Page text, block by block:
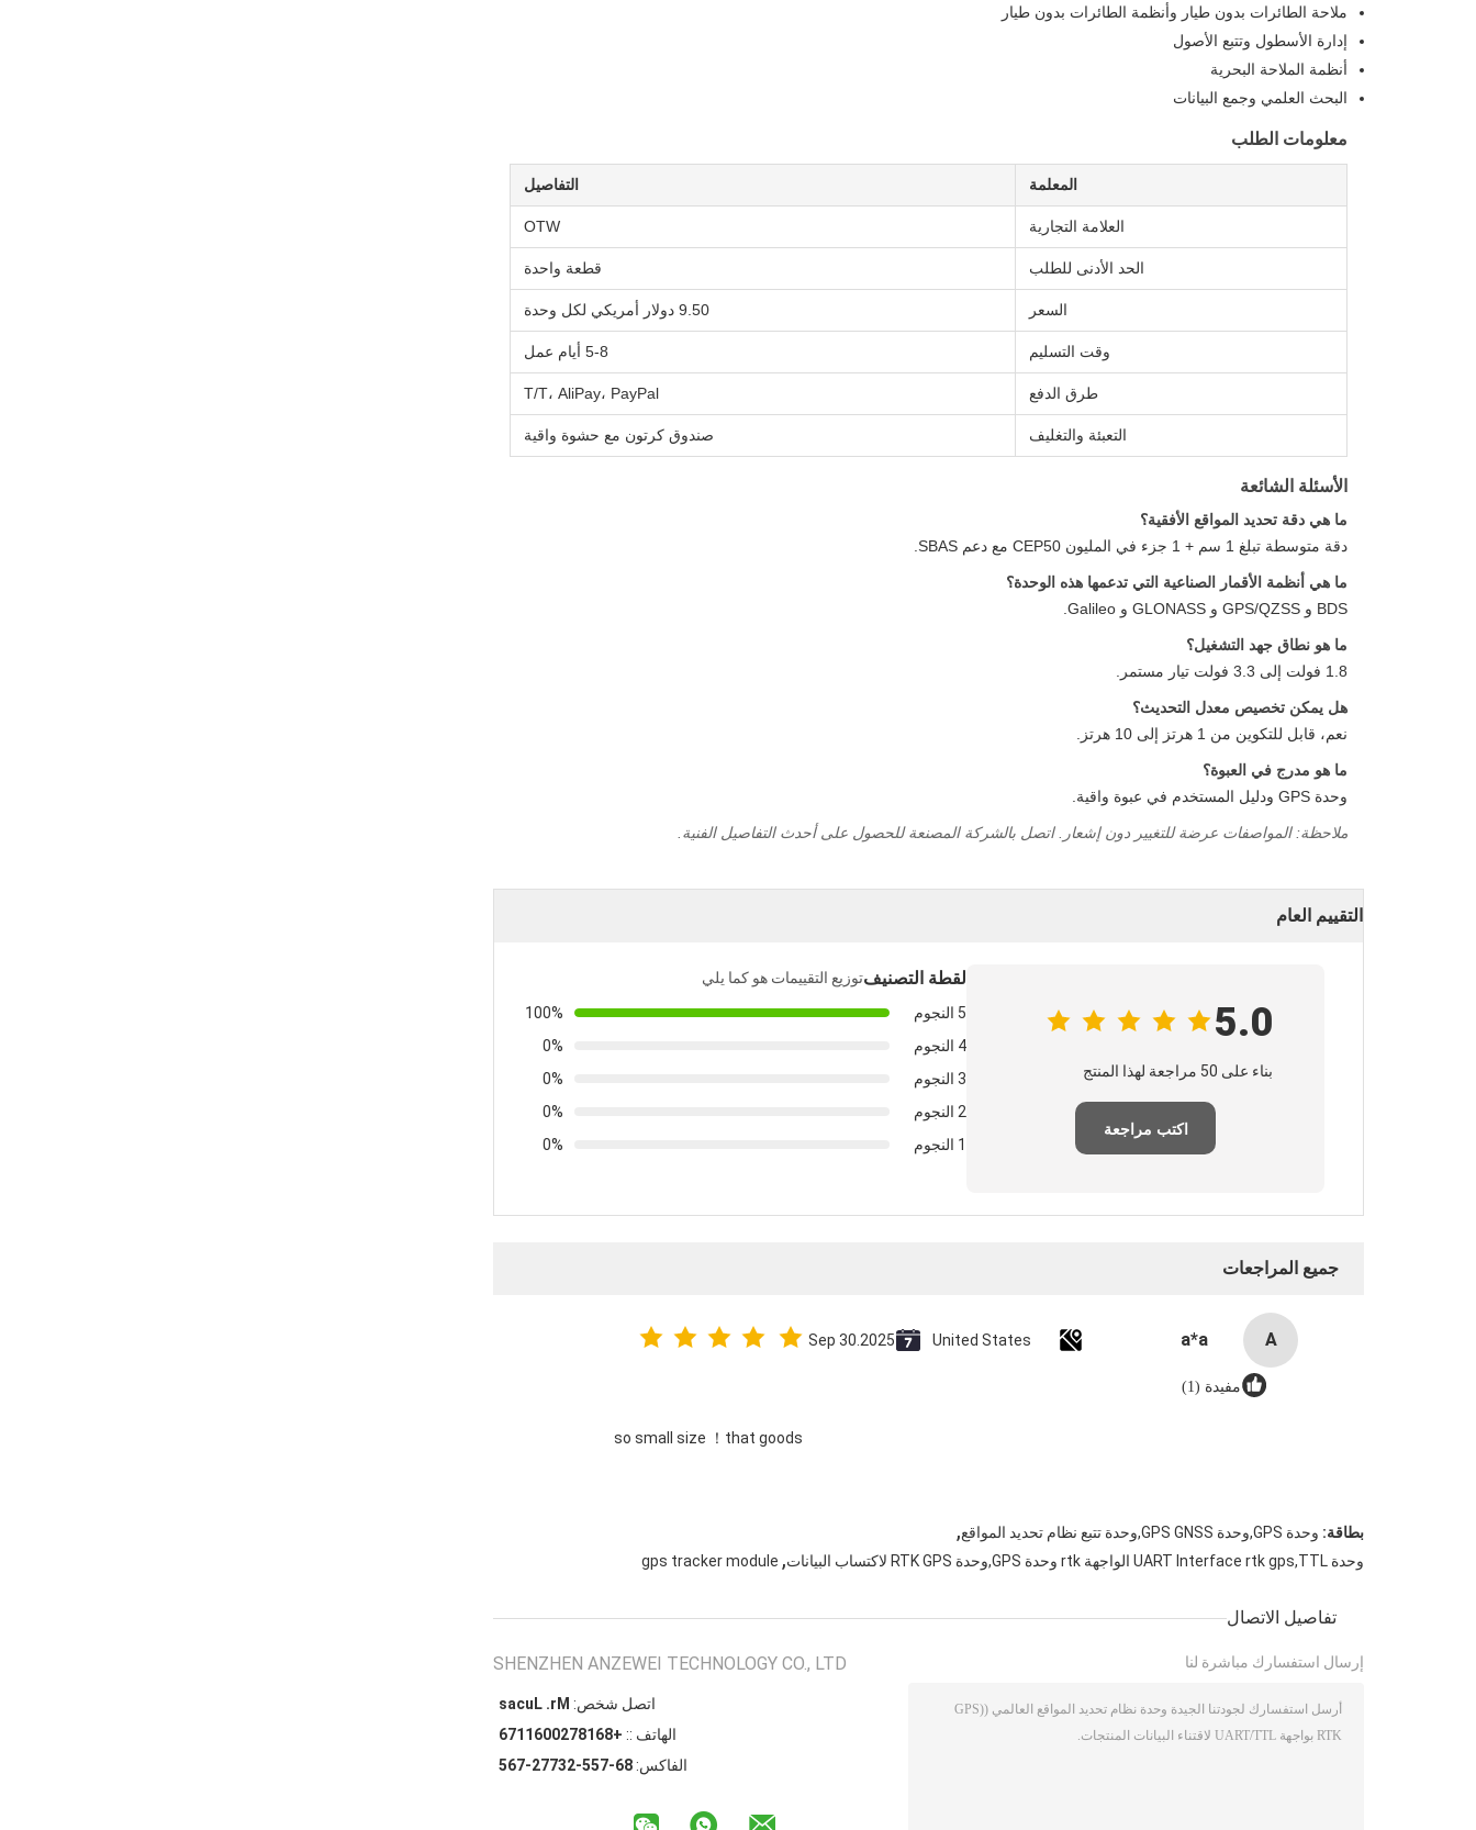
ملاحة الطائرات بدون طيار وأنظمة الطائرات بدون طيار
إدارة الأسطول وتتبع الأصول
أنظمة الملاحة البحرية
البحث العلمي وجمع البيانات
معلومات الطلب
المعلمة التفاصيل
العلامة التجارية OTW
الحد الأدنى للطلب قطعة واحدة
السعر 9.50 دولار أمريكي لكل وحدة
وقت التسليم 5-8 أيام عمل
طرق الدفع T/T، AliPay، PayPal
التعبئة والتغليف صندوق كرتون مع حشوة واقية
الأسئلة الشائعة
ما هي دقة تحديد المواقع الأفقية؟
دقة متوسطة تبلغ 1 سم + 1 جزء في المليون CEP50 مع دعم SBAS.
ما هي أنظمة الأقمار الصناعية التي تدعمها هذه الوحدة؟
BDS و GPS/QZSS و GLONASS و Galileo.
ما هو نطاق جهد التشغيل؟
1.8 فولت إلى 3.3 فولت تيار مستمر.
هل يمكن تخصيص معدل التحديث؟
نعم، قابل للتكوين من 1 هرتز إلى 10 هرتز.
ما هو مدرج في العبوة؟
وحدة GPS ودليل المستخدم في عبوة واقية.
ملاحظة: المواصفات عرضة للتغيير دون إشعار. اتصل بالشركة المصنعة للحصول على أحدث التفاصيل الفنية.
التقييم العام
5.0
بناء على 50 مراجعة لهذا المنتج
اكتب مراجعة
لقطة التصنيفتوزيع التقييمات هو كما يلي
5 النجوم
100%
4 النجوم
0%
3 النجوم
0%
2 النجوم
0%
1 النجوم
0%
جميع المراجعات
A
a*a
United States
Sep 30.2025
مفيدة (1)
so small size ！that goods
بطاقة: وحدة GPS,وحدة GPS GNSS,وحدة تتبع نظام تحديد المواقع ,
وحدة UART Interface rtk gps,TTL الواجهة rtk وحدة GPS,وحدة RTK GPS لاكتساب البيانات ,
gps tracker module
تفاصيل الاتصال
SHENZHEN ANZEWEI TECHNOLOGY CO., LTD
اتصل شخص: Mr. Lucas
الهاتف :: +8618720061176
الفاكس: 86-755-23772-765
إرسال استفسارك مباشرة لنا